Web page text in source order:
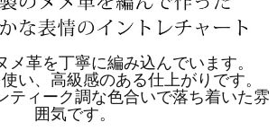
メ革を丁寧に編み込んでいます。
い、高級感のある仕上がりです。
ティーク調な色合いで落ち着いた雰
囲気です。